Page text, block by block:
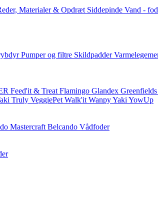
Materialer & Opdræt Siddepinde Vand -
Pumper og filtre Skildpadder
Feed'it & Treat Flamingo Glandex Greenfields
Truly VeggiePet Walk'it WanpyYaki YowUp
Mastercraft Belcando Vådfoder